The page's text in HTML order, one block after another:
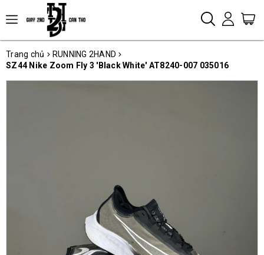
Trang chủ
RUNNING 2HAND
SZ44 Nike Zoom Fly 3 'Black White' AT8240-007 035016